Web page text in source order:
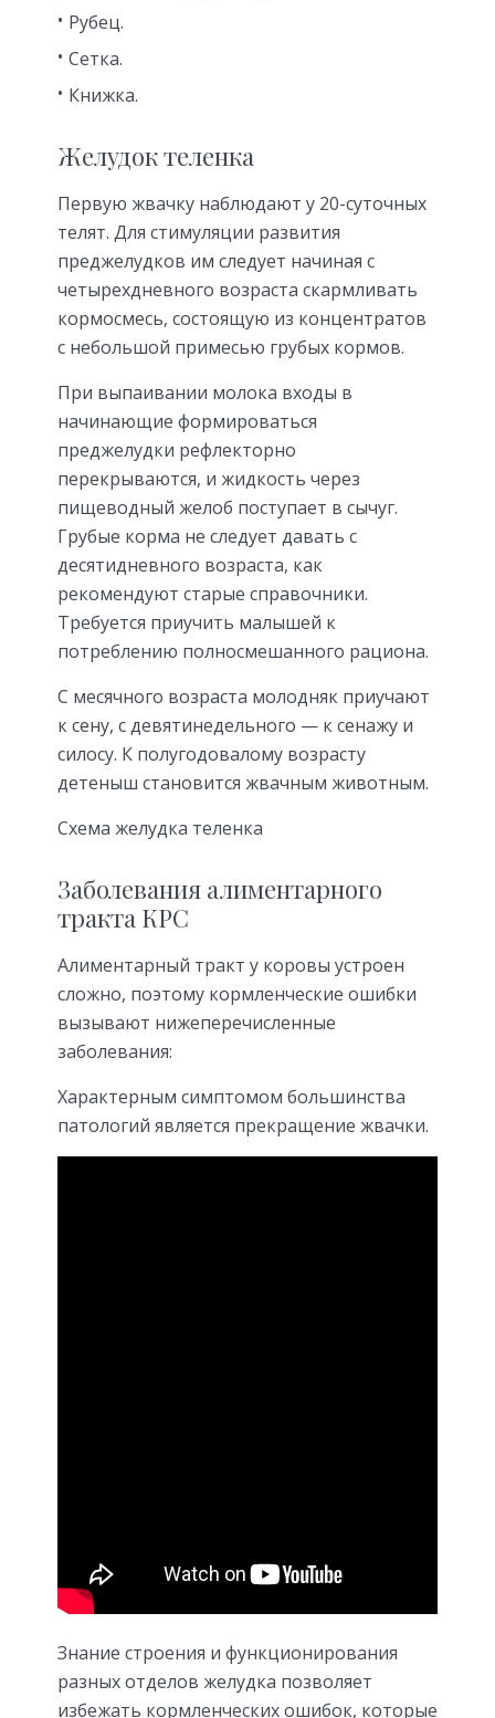
Рубец.
Сетка.
Книжка.
Желудок теленка
Первую жвачку наблюдают у 20-суточных
телят. Для стимуляции развития
преджелудков им следует начиная с
четырехдневного возраста скармливать
кормосмесь, состоящую из концентратов
с небольшой примесью грубых кормов.
При выпаивании молока входы в
начинающие формироваться
преджелудки рефлекторно
перекрываются, и жидкость через
пищеводный желоб поступает в сычуг.
Грубые корма не следует давать с
десятидневного возраста, как
рекомендуют старые справочники.
Требуется приучить малышей к
потреблению полносмешанного рациона.
С месячного возраста молодняк приучают
к сену, с девятинедельного — к сенажу и
силосу. К полугодовалому возрасту
детеныш становится жвачным животным.
Схема желудка теленка
Заболевания алиментарного
тракта КРС
Алиментарный тракт у коровы устроен
сложно, поэтому кормленческие ошибки
вызывают нижеперечисленные
заболевания:
Характерным симптомом большинства
патологий является прекращение жвачки.
Знание строения и функционирования
разных отделов желудка позволяет
избежать кормленческих ошибок, которые